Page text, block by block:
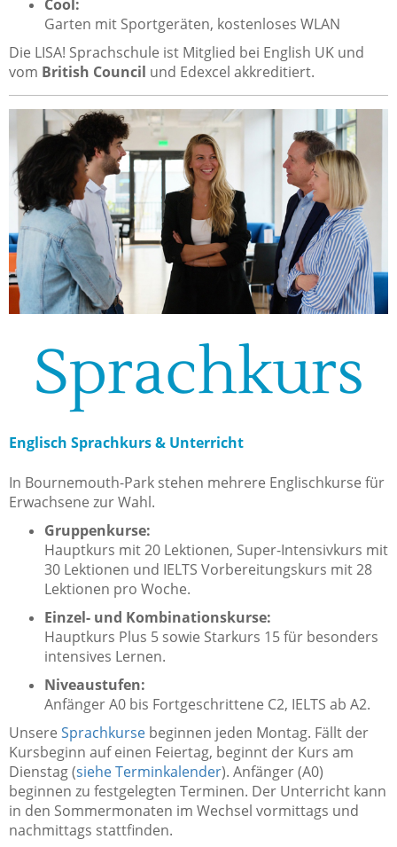
Cool:
Garten mit Sportgeräten, kostenloses WLAN
Die LISA! Sprachschule ist Mitglied bei English UK und
vom British Council und Edexcel akkreditiert.
Sprachkurs
Englisch Sprachkurs & Unterricht
In Bournemouth-Park stehen mehrere Englischkurse für
Erwachsene zur Wahl.
Gruppenkurse:
Hauptkurs mit 20 Lektionen, Super-Intensivkurs mit
30 Lektionen und IELTS Vorbereitungskurs mit 28
Lektionen pro Woche.
Einzel- und Kombinationskurse:
Hauptkurs Plus 5 sowie Starkurs 15 für besonders
intensives Lernen.
Niveaustufen:
Anfänger A0 bis Fortgeschrittene C2, IELTS ab A2.
Unsere Sprachkurse beginnen jeden Montag. Fällt der
Kursbeginn auf einen Feiertag, beginnt der Kurs am
Dienstag (siehe Terminkalender). Anfänger (A0)
beginnen zu festgelegten Terminen. Der Unterricht kann
in den Sommermonaten im Wechsel vormittags und
nachmittags stattfinden.